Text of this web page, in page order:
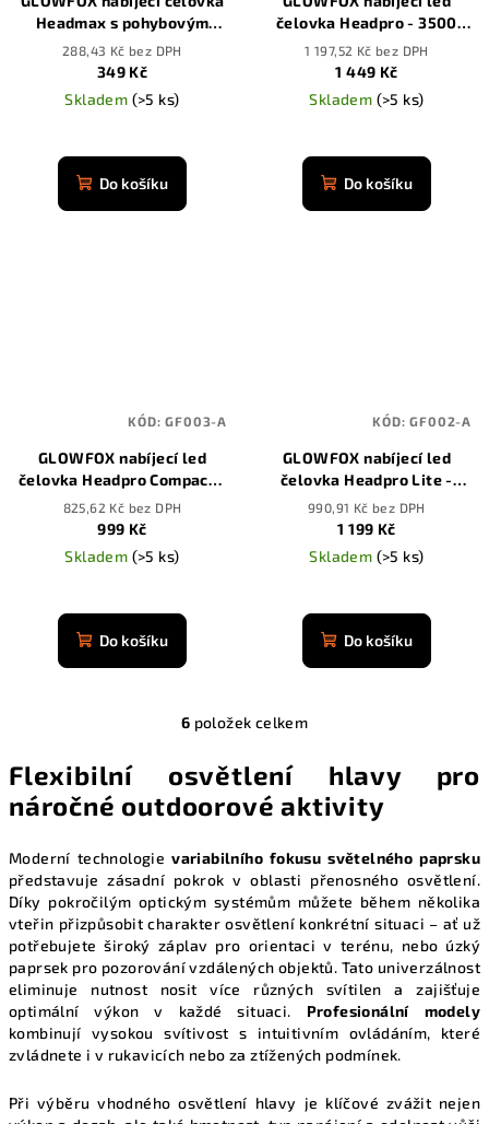
Headmax s pohybovým
senzorem
288,43 Kč bez DPH
349 Kč
Skladem (>5 ks)
hodnocení
produktu
Do košíku
čelovka Headpro - 3500
mAh
1 197,52 Kč bez DPH
1 449 Kč
Skladem (>5 ks)
hodnocení
produktu
Do košíku
GLOWFOX nabíjecí led
čelovka Headpro Compact -
3500 mAh
825,62 Kč bez DPH
999 Kč
Skladem (>5 ks)
hodnocení
produktu
Do košíku
KÓD:GF003-A
GLOWFOX nabíjecí led
čelovka Headpro Lite -
3500 mAh
990,91 Kč bez DPH
1 199 Kč
Skladem (>5 ks)
hodnocení
produktu
Do košíku
KÓD:GF002-A
O
l
á
a
c
í
p
r
v
k
y
v
p
6 položek celkem
Flexibilní osvětlení hlavy pro
náročné outdoorové aktivity
Moderní technologievariabilního fokusu světelného paprsku
představuje zásadní pokrok v oblasti přenosného osvětlení.
Díky pokročilým optickým systémům můžete během několika
vteřin přizpůsobit charakter osvětlení konkrétní situaci – ať už
potřebujete široký záplav pro orientaci v terénu, nebo úzký
paprsek pro pozorování vzdálených objektů. Tato univerzálnost
eliminuje nutnost nosit více různých svítilen a zajišťuje
optimální výkon v každé situaci. Profesionální modely
kombinují vysokou svítivost s intuitivním ovládáním, které
zvládnete i v rukavicích nebo za ztížených podmínek.
Při výběru vhodného osvětlení hlavy je klíčové zvážit nejen